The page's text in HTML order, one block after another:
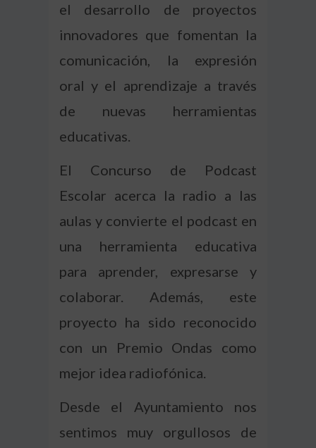
el desarrollo de proyectos
innovadores que fomentan la
comunicación, la expresión
oral y el aprendizaje a través
de nuevas herramientas
educativas.
El Concurso de Podcast
Escolar acerca la radio a las
aulas y convierte el podcast en
una herramienta educativa
para aprender, expresarse y
colaborar. Además, este
proyecto ha sido reconocido
con un Premio Ondas como
mejor idea radiofónica.
Desde el Ayuntamiento nos
sentimos muy orgullosos de